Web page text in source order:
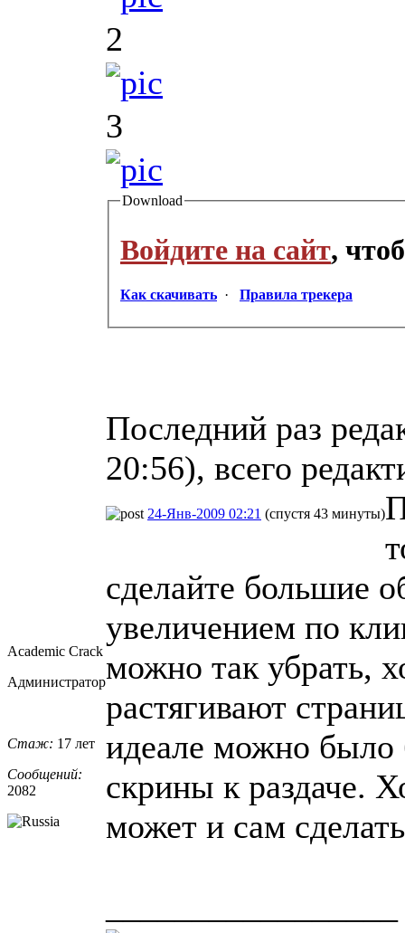
2
3
Download
Войдите на сайт,
Как скачивать · Правила трекера
Последний раз
20:56), всего
Academic Crack
Администратор
Стаж: 17 лет
Сообщений:
2082
24-Янв-2009 02:21 (спустя 43 минуты)
сделайте большие
увеличением по
можно так убрать,
растягивают
идеале можно
скрины к раздаче.
может и сам